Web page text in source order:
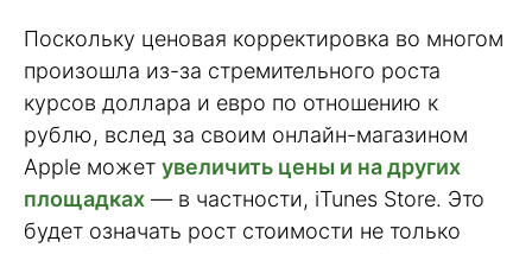
Поскольку ценовая корректировка во многом
произошла из-за стремительного роста
курсов доллара и евро по отношению к
рублю, вслед за своим онлайн-магазином
Apple может увеличить цены и на других
площадках — в частности, iTunes Store. Это
будет означать рост стоимости не только